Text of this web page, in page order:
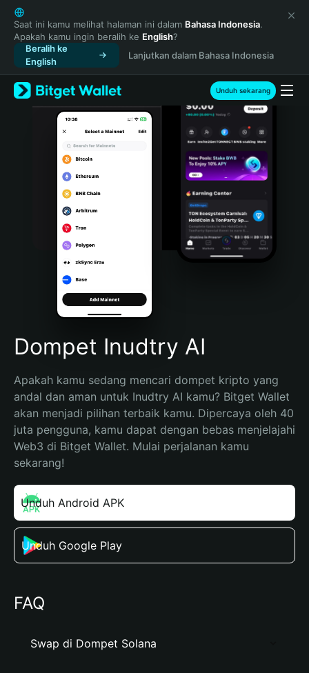
English
日本語
Tiếng Việt
Русский
Español (Latinoamérica)
Türkçe
Italiano
Português (Portugal)
Bahasa Indonesia
Português (Brasil)
Español (Argentina)
Saat ini kamu melihat halaman ini dalam Bahasa Indonesia.
Apakah kamu ingin beralih ke English?
Beralih ke
English
Lanjutkan dalam Bahasa Indonesia
Unduh sekarang
Dompet Inudtry AI
Apakah kamu sedang mencari dompet kripto yang
andal dan aman untuk Inudtry AI kamu? Bitget Wallet
akan menjadi pilihan terbaik kamu. Dipercaya oleh 40
juta pengguna, kamu dapat dengan bebas menjelajahi
Web3 di Bitget Wallet. Mulai perjalanan kamu
sekarang!
Unduh Android APK
Unduh Google Play
FAQ
Swap di Dompet Solana